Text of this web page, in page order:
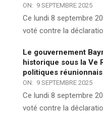
ON: 9 SEPTEMBRE 2025
Ce lundi 8 septembre
voté contre la
Le gouvernement
historique sous la Ve
politiques réunionnais
ON: 9 SEPTEMBRE 2025
Ce lundi 8 septembre
voté contre la